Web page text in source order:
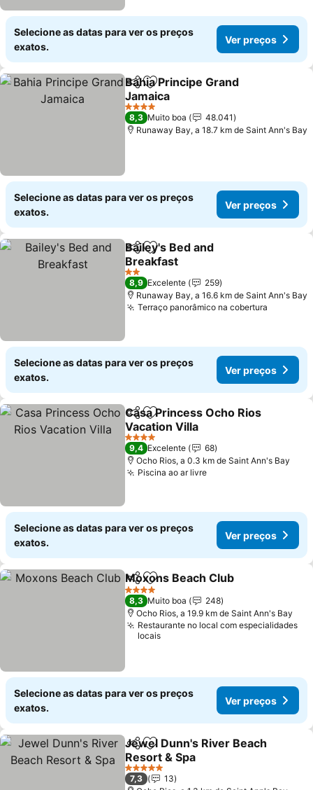
Selecione as datas para ver os preços
exatos.
Ver preços
PartilharAdicionar aos favoritos
Bahia Principe Grand
Jamaica
4 Estrelas
8,3 Muito boa
48.041
Runaway Bay, a 18.7 km de Saint Ann's Bay
Selecione as datas para ver os preços
exatos.
Ver preços
PartilharAdicionar aos favoritos
Bailey's Bed and
Breakfast
2 Estrelas
8,9 Excelente
259
Runaway Bay, a 16.6 km de Saint Ann's Bay
Terraço panorâmico na cobertura
Selecione as datas para ver os preços
exatos.
Ver preços
PartilharAdicionar aos favoritos
Casa Princess Ocho Rios
Vacation Villa
4 Estrelas
9,4 Excelente
68
Ocho Rios, a 0.3 km de Saint Ann's Bay
Piscina ao ar livre
Selecione as datas para ver os preços
exatos.
Ver preços
PartilharAdicionar aos favoritos
Moxons Beach Club
4 Estrelas
8,3 Muito boa
248
Ocho Rios, a 19.9 km de Saint Ann's Bay
Restaurante no local com especialidades
locais
Selecione as datas para ver os preços
exatos.
Ver preços
PartilharAdicionar aos favoritos
Jewel Dunn's River Beach
Resort & Spa
5 Estrelas
7,3
13